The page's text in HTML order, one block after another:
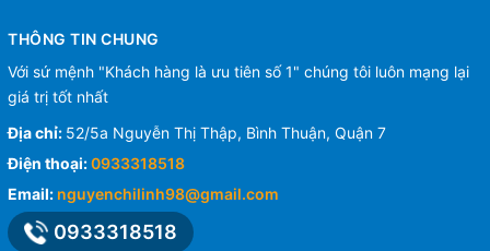
THÔNG TIN CHUNG
Với sứ mệnh "Khách hàng là ưu tiên số 1" chúng tôi luôn mạng lại
giá trị tốt nhất
Địa chỉ: 52/5a Nguyễn Thị Thập, Bình Thuận, Quận 7
Điện thoại:0933318518
Email: nguyenchilinh98@gmail.com
0933318518